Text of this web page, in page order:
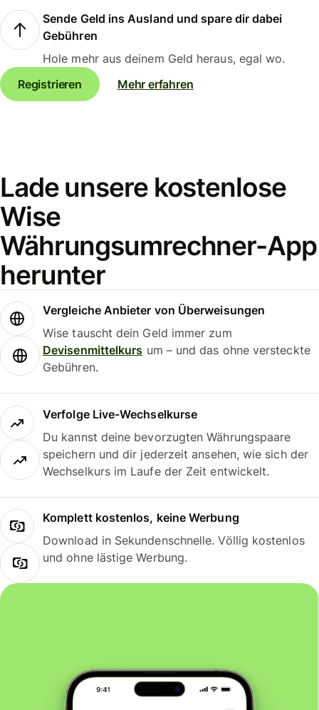
Sende Geld ins Ausland und spare dir dabei
Gebühren
Hole mehr aus deinem Geld heraus, egal wo.
Registrieren
Mehr erfahren
Lade unsere kostenlose
Wise
Währungsumrechner-App
herunter
Vergleiche Anbieter von Überweisungen
Wise tauscht dein Geld immer zum
Devisenmittelkurs um – und das ohne versteckte
Gebühren.
Verfolge Live-Wechselkurse
Du kannst deine bevorzugten Währungspaare
speichern und dir jederzeit ansehen, wie sich der
Wechselkurs im Laufe der Zeit entwickelt.
Komplett kostenlos, keine Werbung
Download in Sekundenschnelle. Völlig kostenlos
und ohne lästige Werbung.